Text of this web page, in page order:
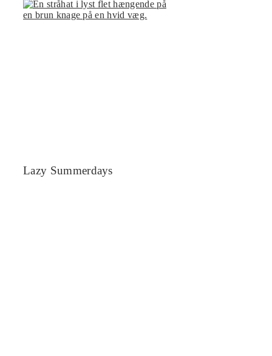
Lazy Summerdays